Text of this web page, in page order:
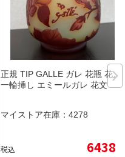
正規 TIP GALLE ガレ 花瓶 花入
一輪挿し エミールガレ 花文
マイストア在庫： 4278
税込 6438